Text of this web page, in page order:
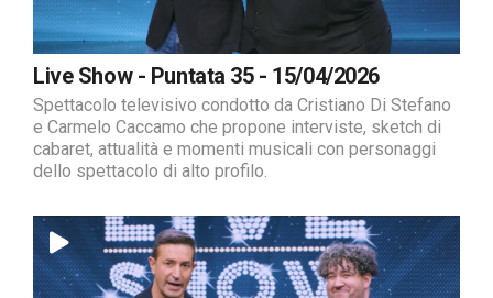
Live Show - Puntata 35 - 15/04/2026
Spettacolo televisivo condotto da Cristiano Di Stefano
e Carmelo Caccamo che propone interviste, sketch di
cabaret, attualità e momenti musicali con personaggi
dello spettacolo di alto profilo.